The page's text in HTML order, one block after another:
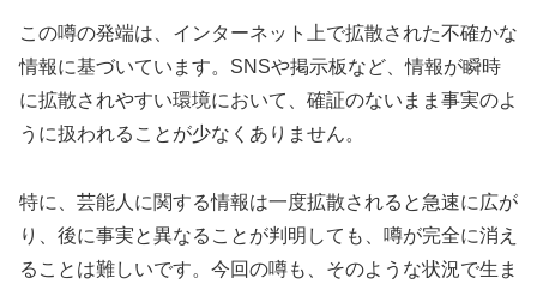
この噂の発端は、インターネット上で拡散された不確かな
情報に基づいています。SNSや掲示板など、情報が瞬時
に拡散されやすい環境において、確証のないまま事実のよ
うに扱われることが少なくありません。
特に、芸能人に関する情報は一度拡散されると急速に広が
り、後に事実と異なることが判明しても、噂が完全に消え
ることは難しいです。今回の噂も、そのような状況で生ま